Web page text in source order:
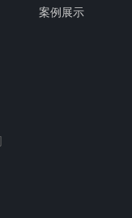
案例展示